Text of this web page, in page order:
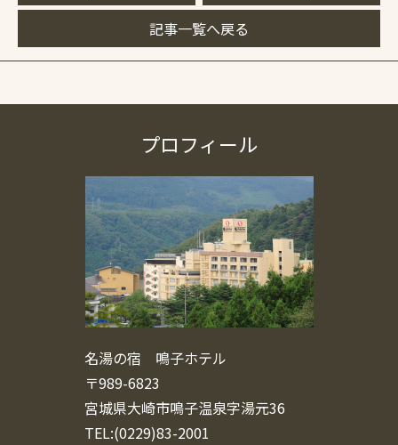
記事一覧へ戻る
プロフィール
名湯の宿 鳴子ホテル
〒989-6823
宮城県大崎市鳴子温泉字湯元36
TEL:(0229)83-2001